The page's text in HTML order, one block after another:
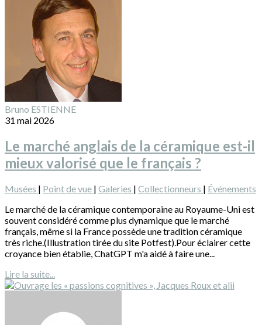
Bruno ESTIENNE
31 mai 2026
Le marché anglais de la céramique est-il
mieux valorisé que le français ?
Musées | Point de vue | Galeries | Collectionneurs | Événements
Le marché de la céramique contemporaine au Royaume-Uni est
souvent considéré comme plus dynamique que le marché
français, même si la France possède une tradition céramique
très riche.(Illustration tirée du site Potfest).Pour éclairer cette
croyance bien établie, ChatGPT m'a aidé à faire une...
Lire la suite...